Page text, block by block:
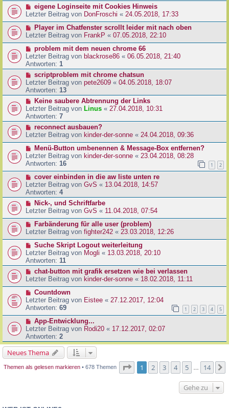
eigene Loginseite mit Cookies Hinweis
Letzter Beitrag von DonFroschi « 24.05.2018, 17:33
Player im Chatfenster scrollt leider mit nach oben
Letzter Beitrag von FrankP « 07.05.2018, 22:10
problem mit dem neuen chrome 66
Letzter Beitrag von blackrose86 « 06.05.2018, 21:40
Antworten: 1
scriptproblem mit chrome chatsun
Letzter Beitrag von pete2609 « 04.05.2018, 18:07
Antworten: 13
Keine saubere Abtrennung der Links
Letzter Beitrag von Linus « 27.04.2018, 10:31
Antworten: 7
reconnect ausbauen?
Letzter Beitrag von kinder-der-sonne « 24.04.2018, 09:36
Menü-Button umbenennen & Message-Box entfernen?
Letzter Beitrag von kinder-der-sonne « 23.04.2018, 08:28
Antworten: 16 1 2
cover einbinden in die aw liste unten re
Letzter Beitrag von GvS « 13.04.2018, 14:57
Antworten: 4
Nick-, und Schriftfarbe
Letzter Beitrag von GvS « 11.04.2018, 07:54
Farbänderung für alle user (problem)
Letzter Beitrag von fighter242 « 23.03.2018, 12:26
Suche Skript Logout weiterleitung
Letzter Beitrag von Mogli « 13.03.2018, 20:10
Antworten: 11
chat-button mit grafik ersetzen wie bei verlassen
Letzter Beitrag von kinder-der-sonne « 18.02.2018, 11:11
Countdown
Letzter Beitrag von Eistee « 27.12.2017, 12:04
Antworten: 69 1 2 3 4 5
App-Entwicklung...
Letzter Beitrag von Rodi20 « 17.12.2017, 02:07
Antworten: 2
Neues Thema
Themen als gelesen markieren • 678 Themen Seite von
1 2 3 4 5 14
Gehe zu